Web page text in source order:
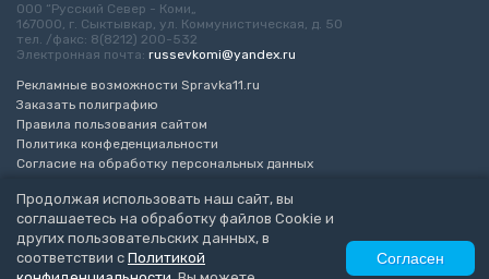
Продолжая использовать наш сайт, вы
соглашаетесь на обработку файлов Cookie и
других пользовательских данных, в
соответствии с Политикой
Согласен
ООО “Русский Север - Коми„
167000, г. Сыктывкар, ул. Коммунистическая, д. 50
тел. /факс: 8(8212) 200-532
Электронная почта: russevkomi@yandex.ru
Рекламные возможности Spravka11.ru
Заказать полиграфию
Правила пользования сайтом
Политика конфеденциальности
Согласие на обработку персональных данных
Разработка сайта“ЭкспертБизнесГрупп”
© 2010-2026 Русский Север - Коми